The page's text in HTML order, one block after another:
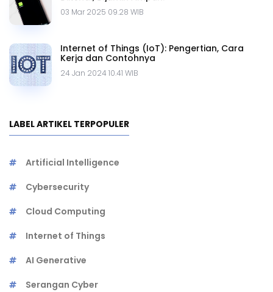
03 Mar 2025 09.28 WIB
Internet of Things (IoT): Pengertian, Cara
Kerja dan Contohnya
24 Jan 2024 10.41 WIB
LABEL ARTIKEL TERPOPULER
Artificial Intelligence
Cybersecurity
Cloud Computing
Internet of Things
AI Generative
Serangan Cyber